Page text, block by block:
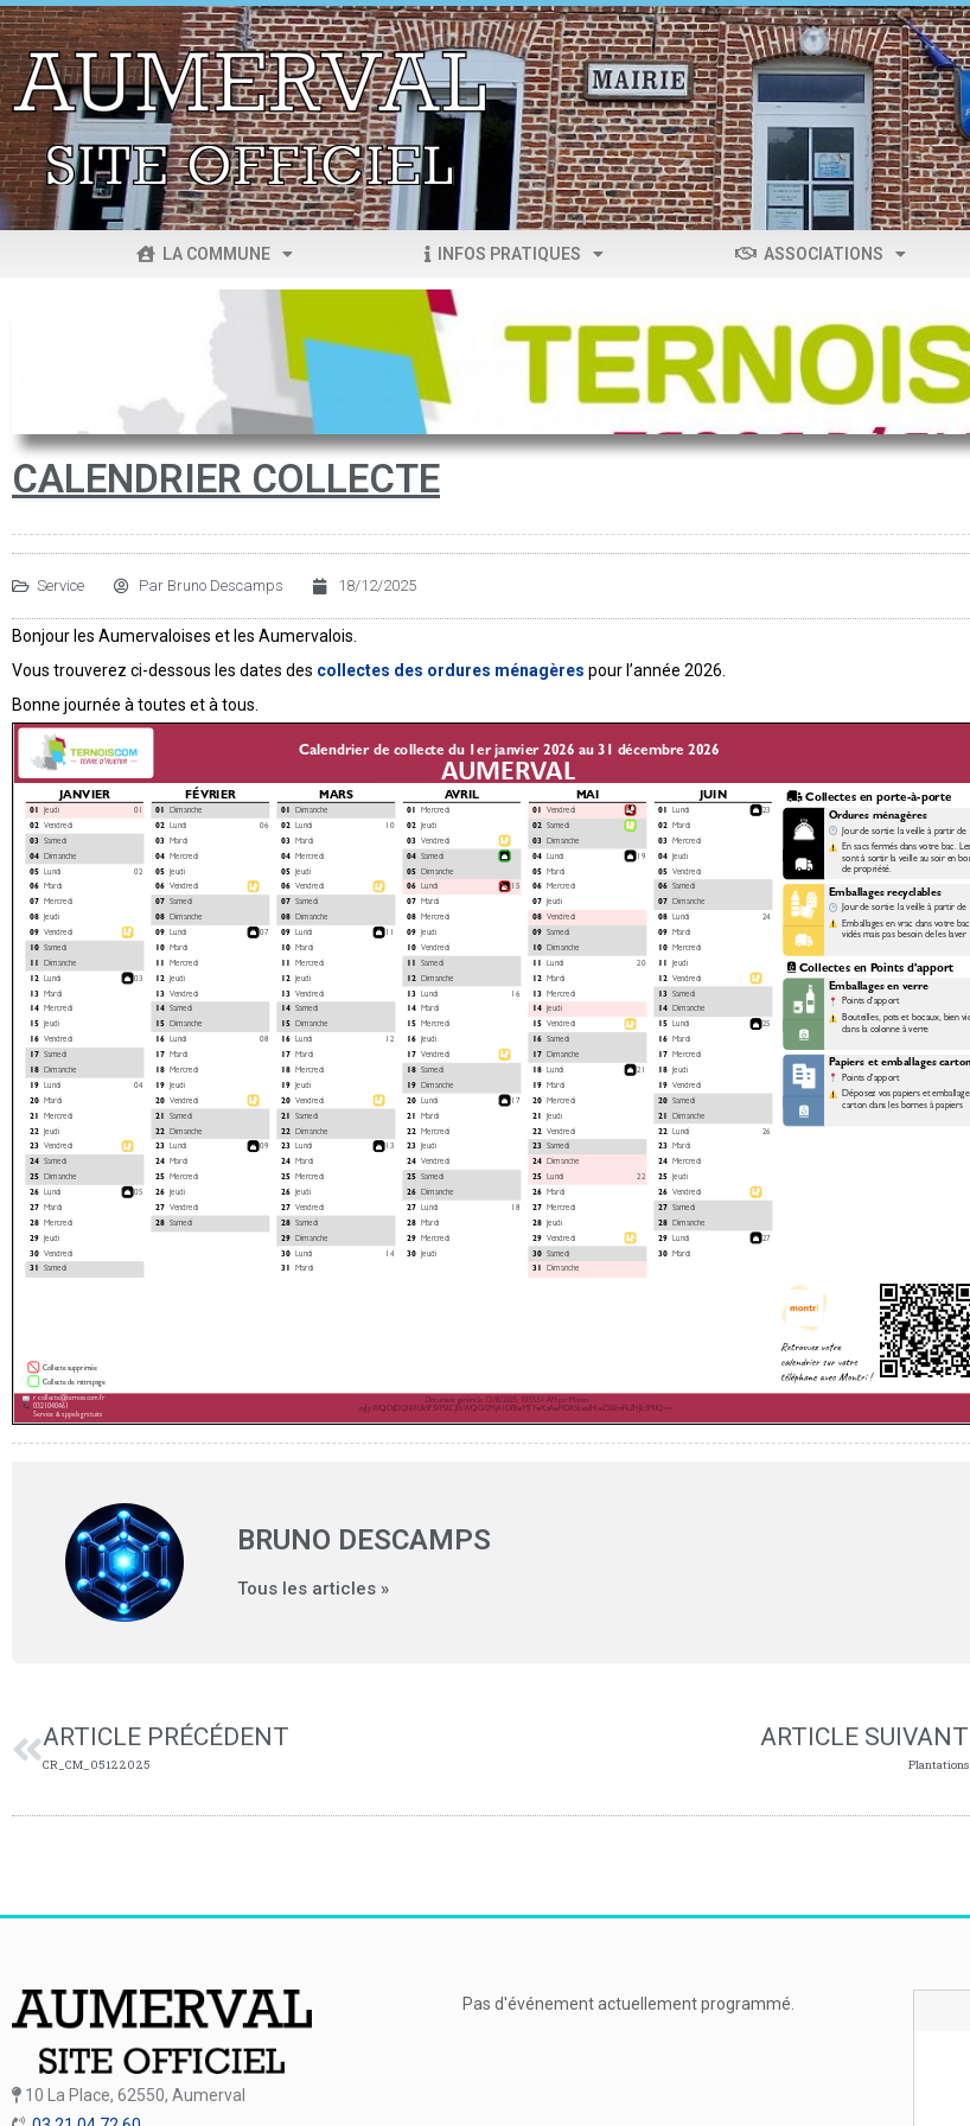
LA COMMUNE INFOS PRATIQUES ASSOCIATIONS
CALENDRIER COLLECTE
Service Par Bruno Descamps 18/12/2025
Bonjour les Aumervaloises et les Aumervalois.
Vous trouverez ci-dessous les dates des collectes des ordures ménagères pour l’année 2026.
Bonne journée à toutes et à tous.
BRUNO DESCAMPS
Tous les articles »
ARTICLE PRÉCÉDENT
CR_CM_05122025
ARTICLE SUIVANT
Plantations
10 La Place, 62550, Aumerval
Pas d'événement actuellement programmé.